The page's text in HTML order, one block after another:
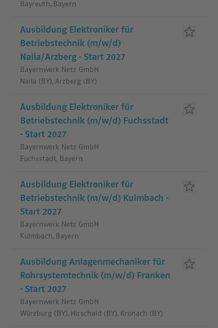
Bayreuth, Bayern
Ausbildung Elektroniker für
Betriebstechnik (m/w/d)
Naila/Arzberg - Start 2027
Bayernwerk Netz GmbH
Naila (BY), Arzberg (BY)
Ausbildung Elektroniker für
Betriebstechnik (m/w/d) Fuchsstadt
- Start 2027
Bayernwerk Netz GmbH
Fuchsstadt, Bayern
Ausbildung Elektroniker für
Betriebstechnik (m/w/d) Kulmbach -
Start 2027
Bayernwerk Netz GmbH
Kulmbach, Bayern
Ausbildung Anlagenmechaniker für
Rohrsystemtechnik (m/w/d) Franken
- Start 2027
Bayernwerk Netz GmbH
Würzburg (BY), Hirschaid (BY), Kronach (BY)